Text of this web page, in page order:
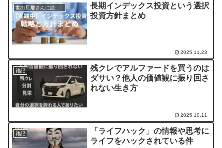
世の旦那さんに読んでほしい記事
長期インデックス投資という選択
投資方針まとめ
2025.11.23
雑記
残クレでアルファードを買うのは
ダサい？他人の価値観に振り回さ
れない生き方
2025.10.11
雑記
「ライフハック」の情報や思考に
ライフをハックされている件